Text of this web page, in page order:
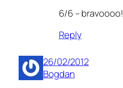
6/6 – bravoooo!
Reply
26/02/2012
Bogdan